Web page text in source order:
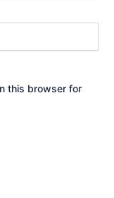
this browser for